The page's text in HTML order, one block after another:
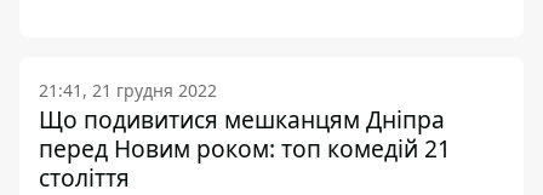
21:41, 21 грудня 2022
Що подивитися мешканцям Дніпра
перед Новим роком: топ комедій 21
століття